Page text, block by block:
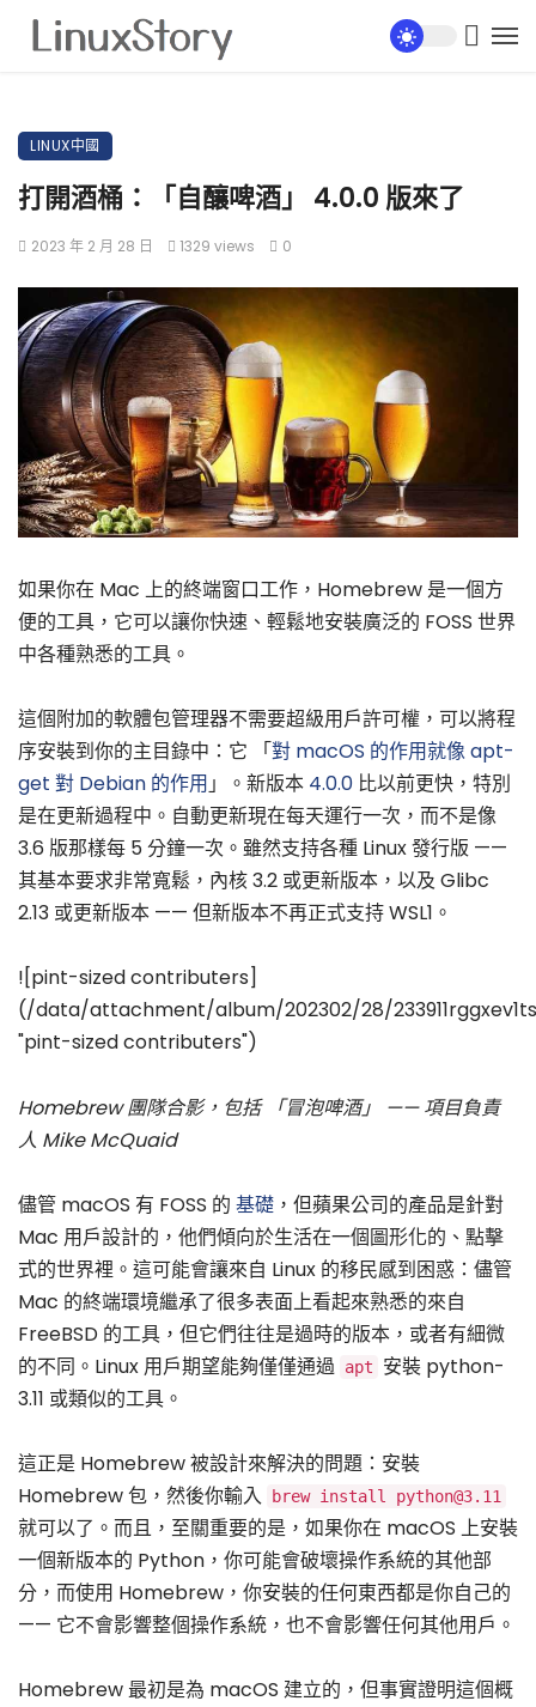
LINUX中國
打開酒桶：「自釀啤酒」 4.0.0 版來了
2023 年 2 月 28 日 1329 views 0
如果你在 Mac 上的終端窗口工作，Homebrew 是一個方
便的工具，它可以讓你快速、輕鬆地安裝廣泛的 FOSS 世界
中各種熟悉的工具。
這個附加的軟體包管理器不需要超級用戶許可權，可以將程
序安裝到你的主目錄中：它 「對 macOS 的作用就像 apt-
get 對 Debian 的作用 」。新版本 4.0.0 比以前更快，特別
是在更新過程中。自動更新現在每天運行一次，而不是像
3.6 版那樣每 5 分鐘一次。雖然支持各種 Linux 發行版 ——
其基本要求非常寬鬆，內核 3.2 或更新版本，以及 Glibc
2.13 或更新版本 —— 但新版本不再正式支持 WSL1。
![pint-sized contributers]
(/data/attachment/album/202302/28/
"pint-sized contributers")
Homebrew 團隊合影，包括 「冒泡啤酒」 —— 項目負責
人 Mike McQuaid
儘管 macOS 有 FOSS 的 基礎 ，但蘋果公司的產品是針對
Mac 用戶設計的，他們傾向於生活在一個圖形化的、點擊
式的世界裡。這可能會讓來自 Linux 的移民感到困惑：儘管
Mac 的終端環境繼承了很多表面上看起來熟悉的來自
FreeBSD 的工具，但它們往往是過時的版本，或者有細微
的不同。Linux 用戶期望能夠僅僅通過 apt
安裝 python-
3.11 或類似的工具。
這正是 Homebrew 被設計來解決的問題：安裝
Homebrew 包，然後你輸入
brew install python@3.11
就可以了。而且，至關重要的是，如果你在 macOS 上安裝
一個新版本的 Python，你可能會破壞操作系統的其他部
分，而使用 Homebrew，你安裝的任何東西都是你自己的
—— 它不會影響整個操作系統，也不會影響任何其他用戶。
Homebrew 最初是為 macOS 建立的，但事實證明這個概